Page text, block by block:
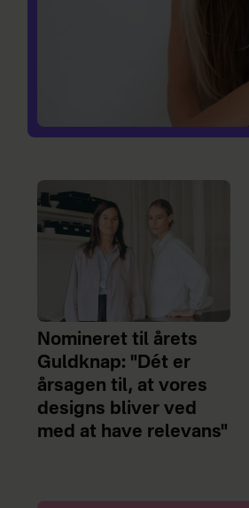
Nomineret til årets
Guldknap: "Dét er
årsagen til, at vores
designs bliver ved
med at have relevans"